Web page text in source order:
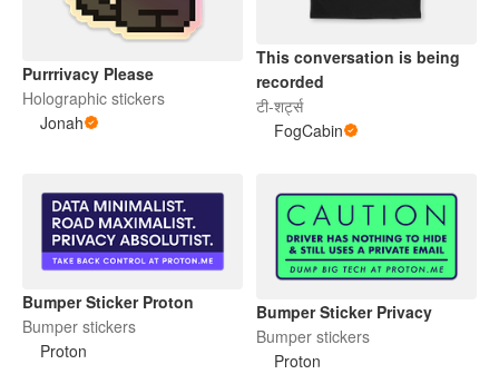
Purrrivacy Please
Holographic stickers
Jonah
This conversation is being
recorded
टी-शर्ट्स
FogCabin
Bumper Sticker Proton
Bumper stickers
Proton
Bumper Sticker Privacy
Bumper stickers
Proton